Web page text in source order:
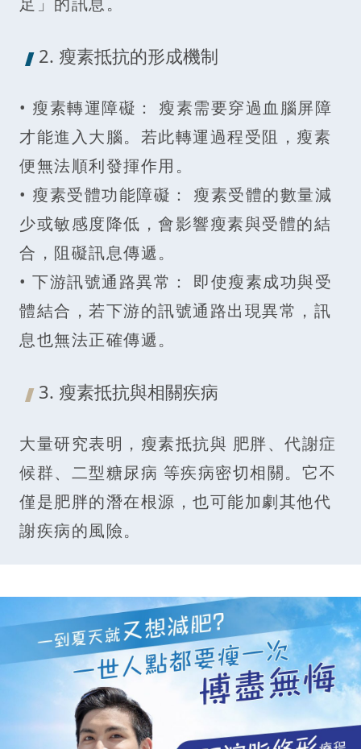
2. 瘦素抵抗的形成機制
• 瘦素轉運障礙： 瘦素需要穿過血腦屏障
才能進入大腦。若此轉運過程受阻，瘦素
便無法順利發揮作用。
• 瘦素受體功能障礙： 瘦素受體的數量減
少或敏感度降低，會影響瘦素與受體的結
合，阻礙訊息傳遞。
• 下游訊號通路異常： 即使瘦素成功與受
體結合，若下游的訊號通路出現異常，訊
息也無法正確傳遞。
3. 瘦素抵抗與相關疾病
大量研究表明，瘦素抵抗與 肥胖、代謝症
候群、二型糖尿病 等疾病密切相關。它不
僅是肥胖的潛在根源，也可能加劇其他代
謝疾病的風險。